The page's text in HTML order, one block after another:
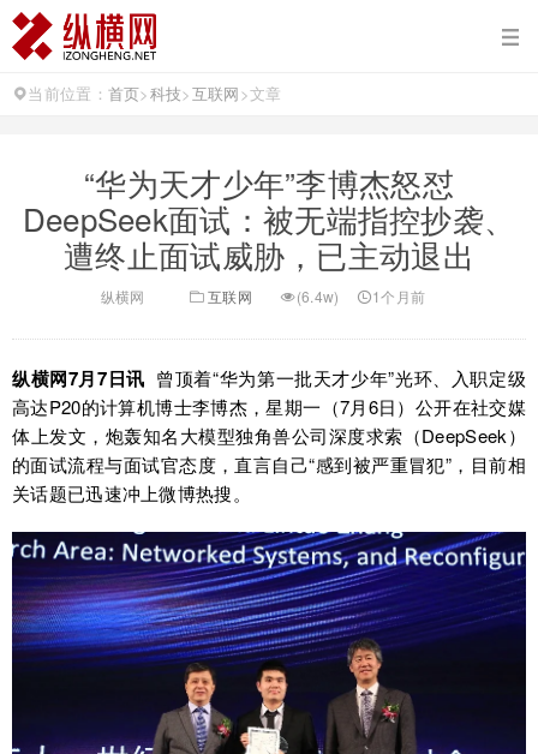
当前位置： 首页>科技>互联网>文章
“华为天才少年”李博杰怒怼
DeepSeek面试：被无端指控抄袭、
遭终止面试威胁，已主动退出
纵横网 互联网 (6.4w) 1个月前
纵横网7月7日讯 曾顶着“华为第一批天才少年”光环、入职定级
高达P20的计算机博士李博杰，星期一（7月6日）公开在社交媒
体上发文，炮轰知名大模型独角兽公司深度求索（DeepSeek）
的面试流程与面试官态度，直言自己“感到被严重冒犯”，目前相
关话题已迅速冲上微博热搜。